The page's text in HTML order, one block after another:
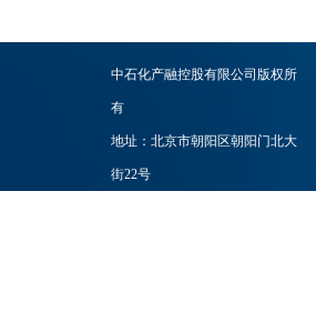
中石化产融控股有限公司版权所
有
地址：北京市朝阳区朝阳门北大
街22号